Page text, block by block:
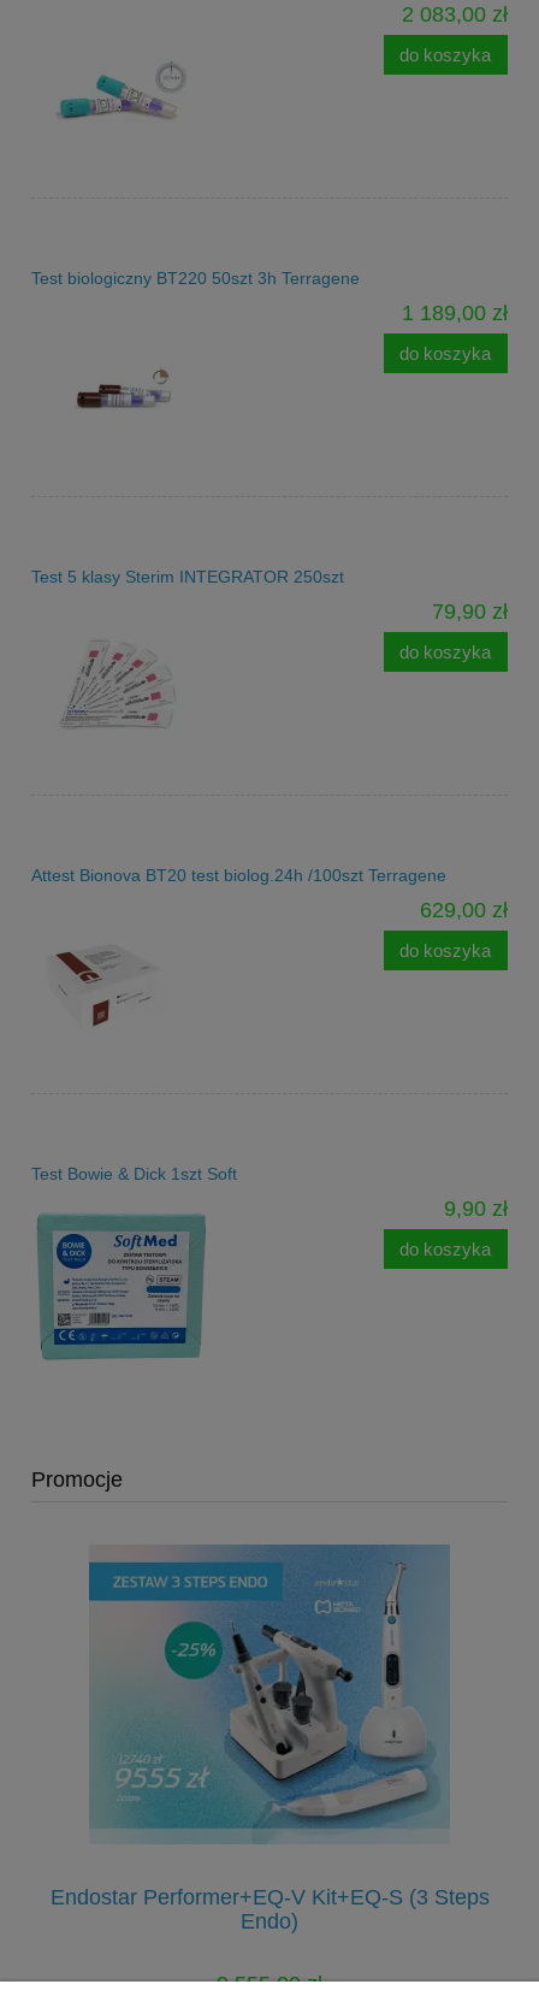
2 083,00 zł
do koszyka
Test biologiczny BT220 50szt 3h Terragene
1 189,00 zł
do koszyka
Test 5 klasy Sterim INTEGRATOR 250szt
79,90 zł
do koszyka
Attest Bionova BT20 test biolog.24h /100szt Terragene
629,00 zł
do koszyka
Test Bowie & Dick 1szt Soft
9,90 zł
do koszyka
Promocje
Endostar Performer+EQ-V Kit+EQ-S (3 Steps
Endo)
9 555,00 zł